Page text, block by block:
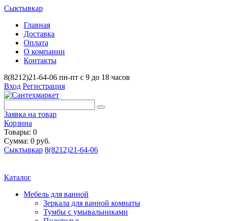
Сыктывкар
Главная
Доставка
Оплата
О компании
Контакты
8(8212)21-64-06 пн-пт с 9 до 18 часов
Вход Регистрация
Заявка на товар
Корзина
Товары: 0
Сумма: 0 руб.
Сыктывкар 8(8212)21-64-06
Каталог
Мебель для ванной
Зеркала для ванной комнаты
Тумбы с умывальниками